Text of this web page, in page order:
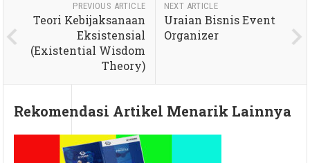
PREVIOUS ARTICLE
Teori Kebijaksanaan
Eksistensial
(Existential Wisdom
Theory)
NEXT ARTICLE
Uraian Bisnis Event
Organizer
Rekomendasi Artikel Menarik Lainnya